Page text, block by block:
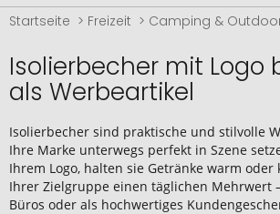
Startseite Freizeit Camping &
Isolierbecher mit Logo
als Werbeartikel
Isolierbecher sind praktische und stilvolle
Ihre Marke unterwegs perfekt in Szene
Ihrem Logo, halten sie Getränke warm
Ihrer Zielgruppe einen täglichen Mehrwert
Büros oder als hochwertiges